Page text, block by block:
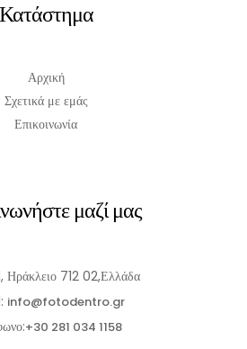
Κατάστημα
Αρχική
Σχετικά με εμάς
Επικοινωνία
μαζί μας
Ηράκλειο 712 02,Ελλάδα
info@fotodentro.gr
+30 281 034 1158